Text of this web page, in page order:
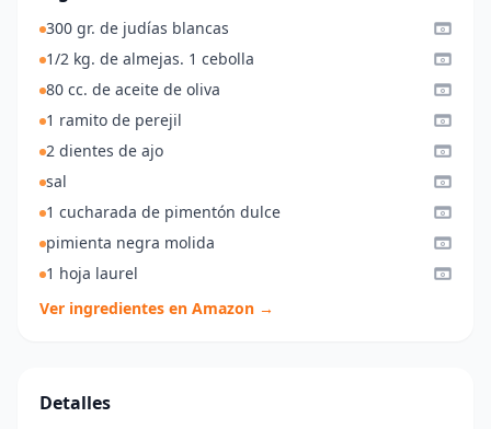
300 gr. de judías blancas
1/2 kg. de almejas. 1 cebolla
80 cc. de aceite de oliva
1 ramito de perejil
2 dientes de ajo
sal
1 cucharada de pimentón dulce
pimienta negra molida
1 hoja laurel
Ver ingredientes en Amazon →
Detalles